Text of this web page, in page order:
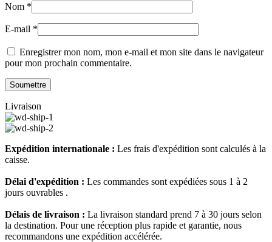
Nom *
E-mail *
Enregistrer mon nom, mon e-mail et mon site dans le navigateur
pour mon prochain commentaire.
Livraison
Expédition internationale : Les frais d'expédition sont calculés à la
caisse.
Délai d'expédition : Les commandes sont expédiées sous 1 à 2
jours ouvrables .
Délais de livraison : La livraison standard prend 7 à 30 jours selon
la destination. Pour une réception plus rapide et garantie, nous
recommandons une expédition accélérée.